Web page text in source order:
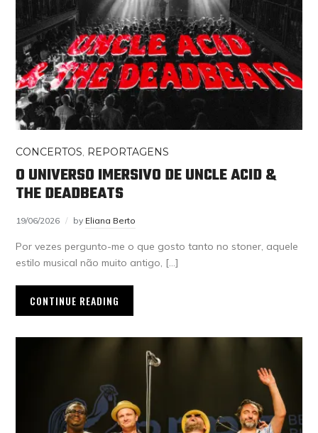
CONCERTOS, REPORTAGENS
O UNIVERSO IMERSIVO DE UNCLE ACID &
THE DEADBEATS
19/06/2026 by Eliana Berto
Por vezes pergunto-me o que gosto tanto no stoner, aquele
estilo musical não muito antigo, […]
CONTINUE READING